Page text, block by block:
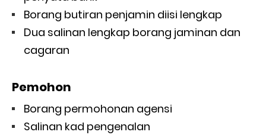
Borang butiran penjamin diisi lengkap
Dua salinan lengkap borang jaminan dan
cagaran
Pemohon
Borang permohonan agensi
Salinan kad pengenalan